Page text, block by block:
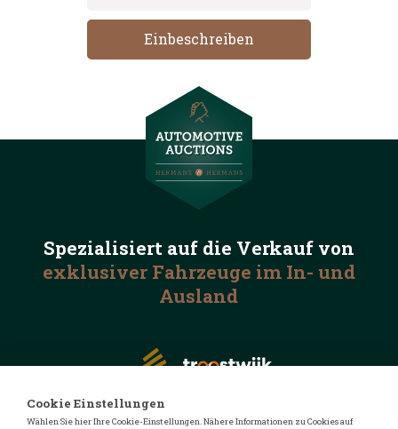
Spezialisiert auf die Verkauf von
exklusiver Fahrzeuge im In- und
Ausland
Cookie Einstellungen
Wählen Sie hier Ihre Cookie-Einstellungen. Nähere Informationen zu Cookies auf